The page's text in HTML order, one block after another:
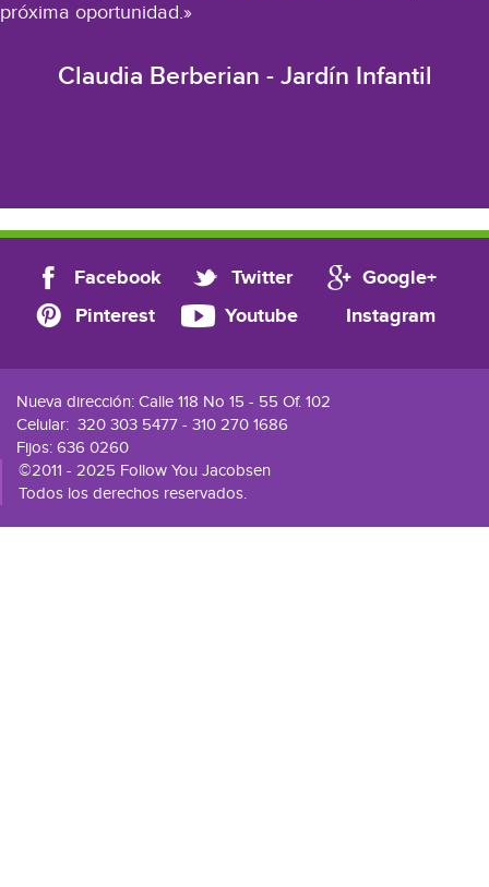
próxima oportunidad.»
Claudia Berberian - Jardín Infantil
Facebook Twitter
Google+
Pinterest
Youtube Instagram
Nueva dirección: Calle 118 No 15 - 55 Of. 102
Celular: 320 303 5477 - 310 270 1686
Fijos: 636 0260
©2011 - 2025 Follow You Jacobsen
Todos los derechos reservados.